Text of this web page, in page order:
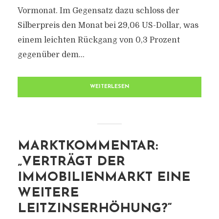
Vormonat. Im Gegensatz dazu schloss der
Silberpreis den Monat bei 29,06 US-Dollar, was
einem leichten Rückgang von 0,3 Prozent
gegenüber dem...
WEITERLESEN
MARKTKOMMENTAR:
„VERTRÄGT DER
IMMOBILIENMARKT EINE
WEITERE
LEITZINSERHÖHUNG?“